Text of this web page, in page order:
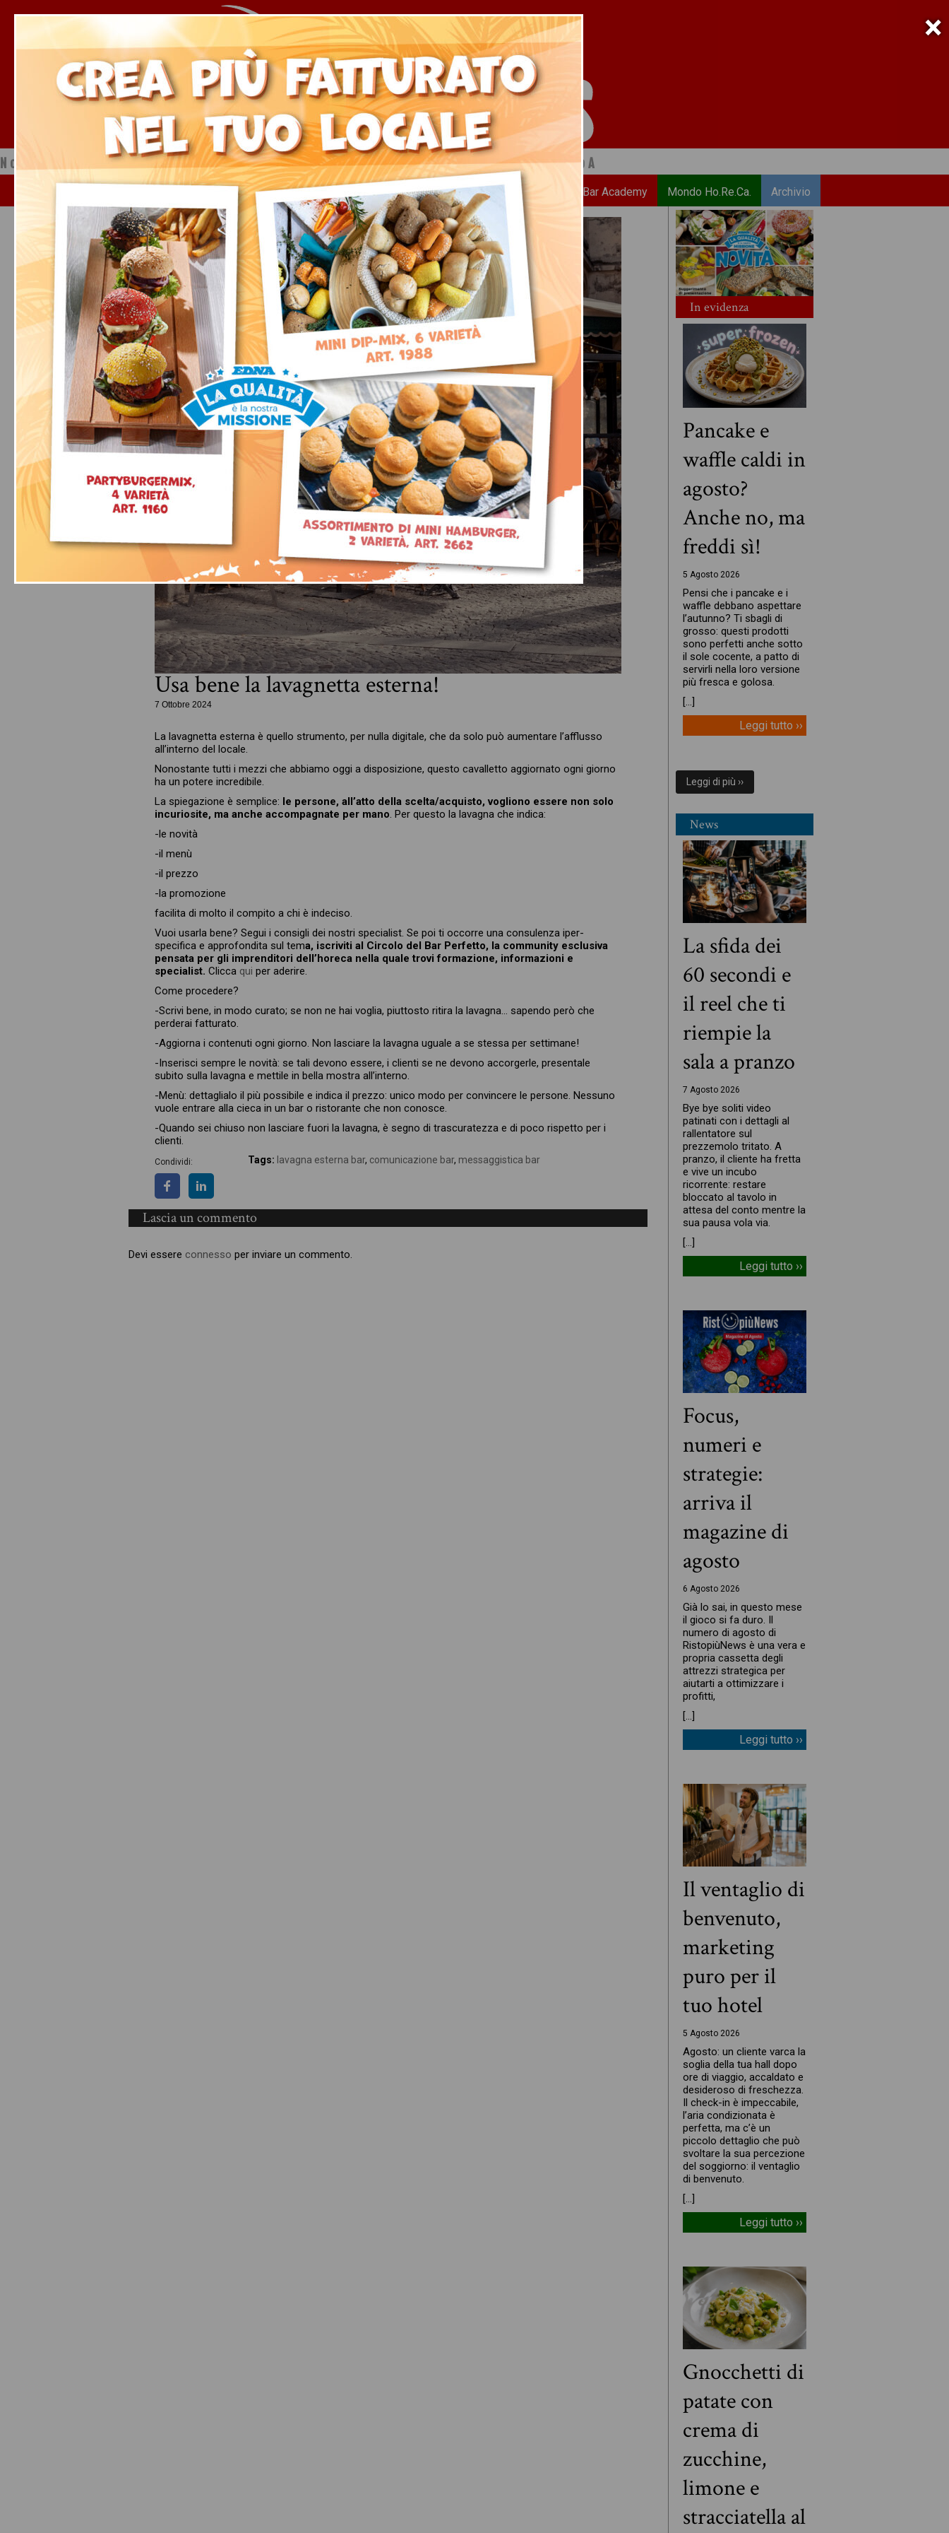
×
Notizie dal mondo della ristorazione a cura di Ristopiù Lombardia SpA
Chi Siamo News Ricette Bar Academy Mondo Ho.Re.Ca. Archivio
Usa bene la lavagnetta esterna!
7 Ottobre 2024
La lavagnetta esterna è quello strumento, per nulla digitale, che da solo può aumentare l’afflusso
all’interno del locale.
Nonostante tutti i mezzi che abbiamo oggi a disposizione, questo cavalletto aggiornato ogni giorno
ha un potere incredibile.
La spiegazione è semplice: le persone, all’atto della scelta/acquisto, vogliono essere non solo
incuriosite, ma anche accompagnate per mano. Per questo la lavagna che indica:
-le novità
-il menù
-il prezzo
-la promozione
facilita di molto il compito a chi è indeciso.
Vuoi usarla bene? Segui i consigli dei nostri specialist. Se poi ti occorre una consulenza iper-
specifica e approfondita sul tema, iscriviti al Circolo del Bar Perfetto, la community esclusiva
pensata per gli imprenditori dell’horeca nella quale trovi formazione, informazioni e
specialist. Clicca qui per aderire.
Come procedere?
-Scrivi bene, in modo curato; se non ne hai voglia, piuttosto ritira la lavagna… sapendo però che
perderai fatturato.
-Aggiorna i contenuti ogni giorno. Non lasciare la lavagna uguale a se stessa per settimane!
-Inserisci sempre le novità: se tali devono essere, i clienti se ne devono accorgerle, presentale
subito sulla lavagna e mettile in bella mostra all’interno.
-Menù: dettaglialo il più possibile e indica il prezzo: unico modo per convincere le persone. Nessuno
vuole entrare alla cieca in un bar o ristorante che non conosce.
-Quando sei chiuso non lasciare fuori la lavagna, è segno di trascuratezza e di poco rispetto per i
clienti.
Condividi: Tags: lavagna esterna bar, comunicazione bar, messaggistica bar
Lascia un commento
Devi essere connesso per inviare un commento.
In evidenza
Pancake e
waffle caldi in
agosto?
Anche no, ma
freddi sì!
5 Agosto 2026
Pensi che i pancake e i
waffle debbano aspettare
l’autunno? Ti sbagli di
grosso: questi prodotti
sono perfetti anche sotto
il sole cocente, a patto di
servirli nella loro versione
più fresca e golosa.
[…]
Leggi tutto ››
Leggi di più ››
News
La sfida dei
60 secondi e
il reel che ti
riempie la
sala a pranzo
7 Agosto 2026
Bye bye soliti video
patinati con i dettagli al
rallentatore sul
prezzemolo tritato. A
pranzo, il cliente ha fretta
e vive un incubo
ricorrente: restare
bloccato al tavolo in
attesa del conto mentre la
sua pausa vola via.
[…]
Leggi tutto ››
Focus,
numeri e
strategie:
arriva il
magazine di
agosto
6 Agosto 2026
Già lo sai, in questo mese
il gioco si fa duro. Il
numero di agosto di
RistopiùNews è una vera e
propria cassetta degli
attrezzi strategica per
aiutarti a ottimizzare i
profitti,
[…]
Leggi tutto ››
Il ventaglio di
benvenuto,
marketing
puro per il
tuo hotel
5 Agosto 2026
Agosto: un cliente varca la
soglia della tua hall dopo
ore di viaggio, accaldato e
desideroso di freschezza.
Il check-in è impeccabile,
l’aria condizionata è
perfetta, ma c’è un
piccolo dettaglio che può
svoltare la sua percezione
del soggiorno: il ventaglio
di benvenuto.
[…]
Leggi tutto ››
Gnocchetti di
patate con
crema di
zucchine,
limone e
stracciatella al